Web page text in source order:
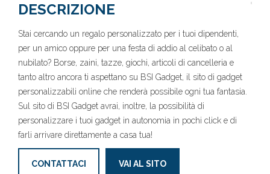
DESCRIZIONE
Stai cercando un regalo personalizzato per i tuoi dipendenti,
per un amico oppure per una festa di addio al celibato o al
nubilato? Borse, zaini, tazze, giochi, articoli di cancelleria e
tanto altro ancora ti aspettano su BSI Gadget, il sito di gadget
personalizzabili online che renderà possibile ogni tua fantasia.
Sul sito di BSI Gadget avrai, inoltre, la possibilità di
personalizzare i tuoi gadget in autonomia in pochi click e di
farli arrivare direttamente a casa tua!
CONTATTACI VAI AL SITO